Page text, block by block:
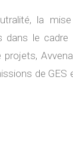
la
dans le cadre
de GES